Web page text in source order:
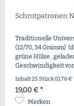
Schrotpatronen
Traditionelle
(12/70, 34 Gramm)
grüne Hülse ,
Geschwindigkeit von
Inhalt25 Stück(0,76 €
19,00 € *
Merken